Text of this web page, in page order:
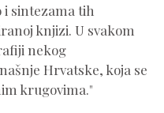
i sintezama tih
knjizi. U svakom
nekog
Hrvatske, koja se
krugovima."